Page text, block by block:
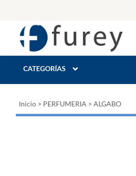
CATEGORÍAS
Inicio > PERFUMERIA > ALGABO